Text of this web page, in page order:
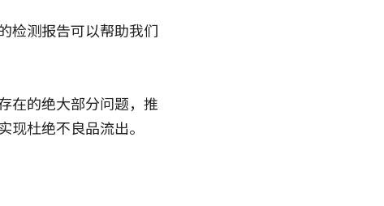
检测报告可以帮助我们
在的绝大部分问题，推
杜绝不良品流出。